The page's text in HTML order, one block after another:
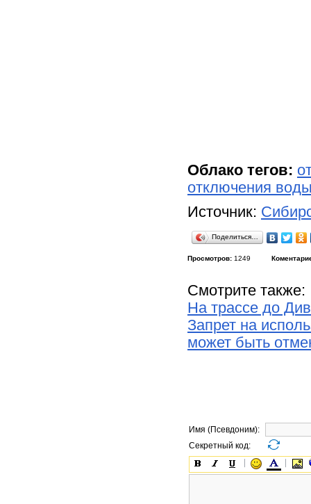
Облако тегов:
отключения
Источник:
Поделиться…
Просмотров: 1249
Смотрите также:
На трассе до
Запрет на
может быть
Имя (Псевдоним):
Секретный код: